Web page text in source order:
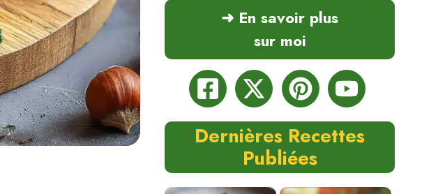
➜ En savoir plus
sur moi
Dernières Recettes
Publiées